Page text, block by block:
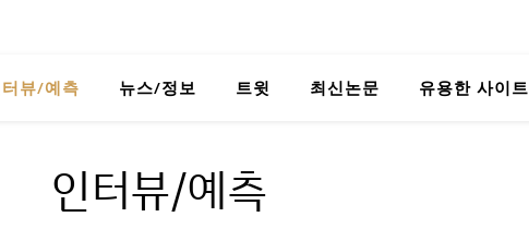
뷰/예측 뉴스/정보 트윗 최신논문 유용한 사이트
인터뷰/예측